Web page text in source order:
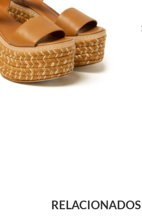
RELACIONADOS